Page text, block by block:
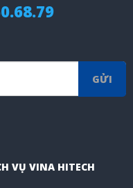
GỬI
VỤ VINA HITECH